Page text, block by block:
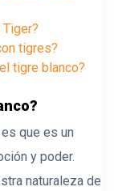
tigres?
tigre blanco?
que es un
y poder.
naturaleza de